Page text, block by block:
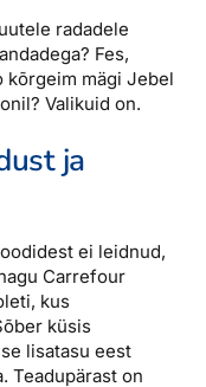
radadele
Fes,
kõrgeim mägi Jebel
Valikuid on.
ja
ei leidnud,
Carrefour
kus
küsis
lisatasu eest
Teadupärast on